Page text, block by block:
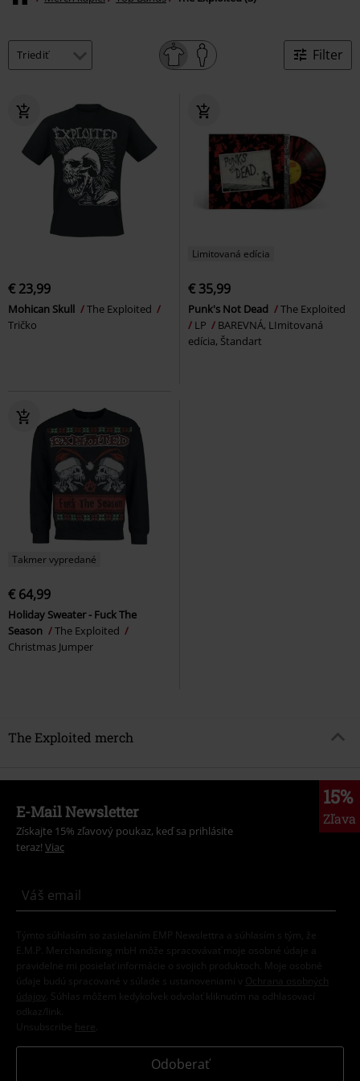
Filter
€ 23,99
Mohican Skull
The Exploited
Tričko
Limitovaná edícia
€ 35,99
Punk's Not Dead
The Exploited
LP
BAREVNÁ, LImitovaná
edícia, Štandart
Takmer vypredané
€ 64,99
Holiday Sweater - Fuck The
Season
The Exploited
Christmas Jumper
The Exploited merch
15%
Zľava
E-Mail Newsletter
Získajte 15% zľavový poukaz, keď sa prihlásite
teraz! Viac
Týmto súhlasím so zasielaním EMP Newslettra a súhlasím s tým, že
E.M.P. Merchandising mbH môže spracovávať moje osobné údaje a
pravidelne mi posielať informácie o svojich produktoch. Moje osobné
údaje budú spracované v súlade s ustanoveniami v
Ochrana osobných
údajov
. Súhlas môžem kedykoľvek odvolať kliknutím na odhlasovací
odkaz/link.
Unsubscribe here
Odoberať